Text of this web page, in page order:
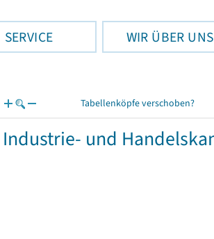
SERVICE WIR ÜBER UNS
Tabellenköpfe verschoben?
und